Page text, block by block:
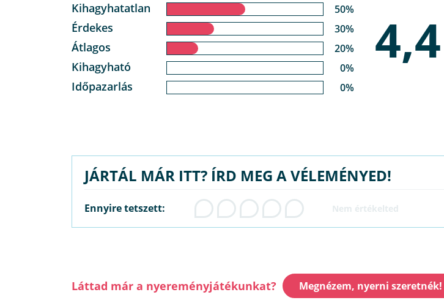
Kihagyhatatlan 50%
Érdekes 30%
Átlagos 20%
Kihagyható 0%
Időpazarlás 0%
4,4
JÁRTÁL MÁR ITT? ÍRD MEG A VÉLEMÉNYED!
Ennyire tetszett:
Láttad már a nyereményjátékunkat? Megnézem, nyerni szeretnék!